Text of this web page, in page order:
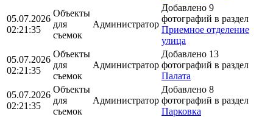
05.07.2026
02:21:35
Объекты
для
съемок
Администратор
Добавлено 9
фотографий в раздел
Приемное отделение
улица
05.07.2026
02:21:35
Объекты
для
съемок
Администратор
Добавлено 13
фотографий в раздел
Палата
05.07.2026
02:21:35
Объекты
для
съемок
Администратор
Добавлено 8
фотографий в раздел
Парковка